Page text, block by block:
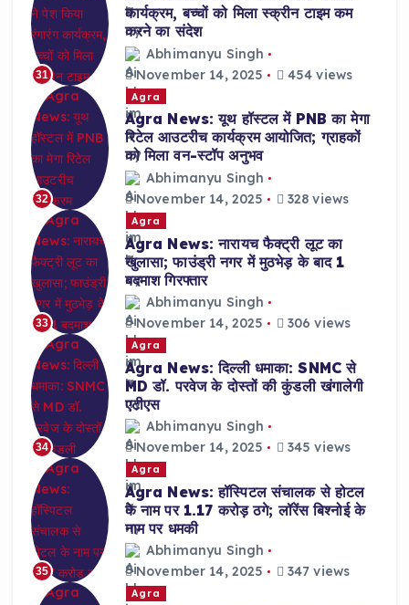
31
कार्यक्रम, बच्चों को मिला स्क्रीन टाइम कम
करने का संदेश
Abhimanyu Singh
November 14, 2025
454 views
32
Agra
Agra News: यूथ हॉस्टल में PNB का मेगा
रिटेल आउटरीच कार्यक्रम आयोजित; ग्राहकों
को मिला वन-स्टॉप अनुभव
Abhimanyu Singh
November 14, 2025
328 views
33
Agra
Agra News: नारायच फैक्ट्री लूट का
खुलासा; फाउंड्री नगर में मुठभेड़ के बाद 1
बदमाश गिरफ्तार
Abhimanyu Singh
November 14, 2025
306 views
34
Agra
Agra News: दिल्ली धमाका: SNMC से
MD डॉ. परवेज के दोस्तों की कुंडली खंगालेगी
एटीएस
Abhimanyu Singh
November 14, 2025
345 views
35
Agra
Agra News: हॉस्पिटल संचालक से होटल
के नाम पर 1.17 करोड़ ठगे; लॉरेंस बिश्नोई के
नाम पर धमकी
Abhimanyu Singh
November 14, 2025
347 views
Agra